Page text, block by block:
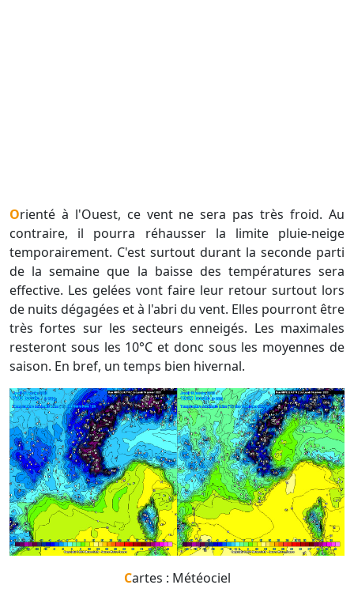
Orienté à l'Ouest, ce vent ne sera pas très froid. Au
contraire, il pourra réhausser la limite pluie-neige
temporairement. C'est surtout durant la seconde parti
de la semaine que la baisse des températures sera
effective. Les gelées vont faire leur retour surtout lors
de nuits dégagées et à l'abri du vent. Elles pourront être
très fortes sur les secteurs enneigés. Les maximales
resteront sous les 10°C et donc sous les moyennes de
saison. En bref, un temps bien hivernal.
Cartes : Météociel